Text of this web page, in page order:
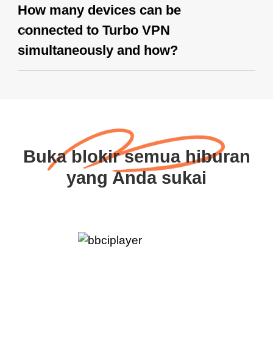
How many devices can be
connected to Turbo VPN
simultaneously and how?
Buka blokir semua hiburan
yang Anda sukai